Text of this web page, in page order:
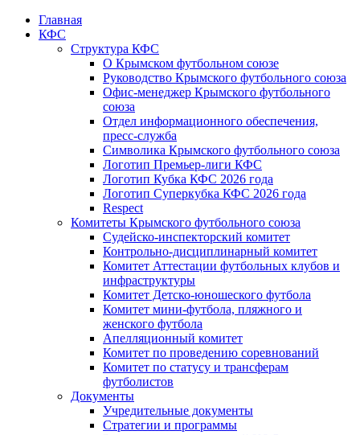
Главная
КФС
Структура КФС
О Крымском футбольном союзе
Руководство Крымского футбольного союза
Офис-менеджер Крымского футбольного
союза
Отдел информационного обеспечения,
пресс-служба
Символика Крымского футбольного союза
Логотип Премьер-лиги КФС
Логотип Кубка КФС 2026 года
Логотип Суперкубка КФС 2026 года
Respect
Комитеты Крымского футбольного союза
Судейско-инспекторский комитет
Контрольно-дисциплинарный комитет
Комитет Аттестации футбольных клубов и
инфраструктуры
Комитет Детско-юношеского футбола
Комитет мини-футбола, пляжного и
женского футбола
Апелляционный комитет
Комитет по проведению соревнований
Комитет по статусу и трансферам
футболистов
Документы
Учредительные документы
Стратегии и программы